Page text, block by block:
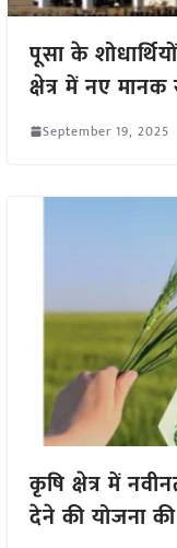
पूसा के
क्षेत्र में नए मानक
September 19, 2025
कृषि क्षेत्र में
देने की योजना